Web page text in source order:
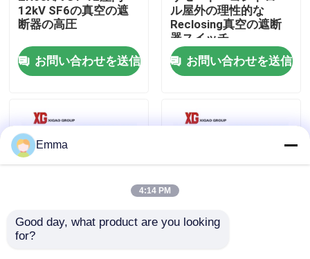
品質管理
私達に連絡しなさい
引用を要求しなさい
空力荷重の壊れ目スイッチ
12kV SF6の真空の遮
断器の高圧
お問い合わせを送信
ル屋外の理性的な
Reclosing真空の遮断
器スイッチ
お問い合わせを送信
ZW32-12G/630Aの屋
Emma
4:14 PM
Good day, what product are you looking
for?